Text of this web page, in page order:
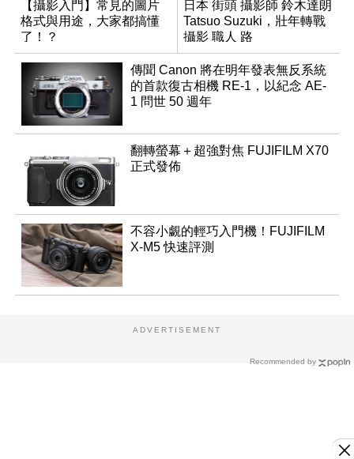
【攝影入門】常見的圖片
格式與用途，大家都搞懂
了！？
日本 街頭 攝影師 鈴木達朗
Tatsuo Suzuki，壯年轉戰
攝影 職人 路
傳聞 Canon 將在明年發表無反系統
的首款復古相機 RE-1，以紀念 AE-
1 問世 50 週年
翻轉螢幕＋超強對焦 FUJIFILM X70
正式發佈
不容小覷的輕巧入門機！FUJIFILM
X-M5 快速評測
Recommended by
ADVERTISEMENT